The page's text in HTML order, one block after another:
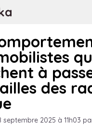
à
des
septembre 2025 à 11h03